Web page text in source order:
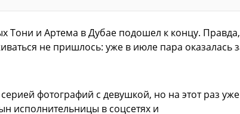
Тони и Артема в Дубае подошел к концу.
не пришлось: уже в июле пара оказалась
фотографий с девушкой, но на этот раз
исполнительницы в соцсетях и